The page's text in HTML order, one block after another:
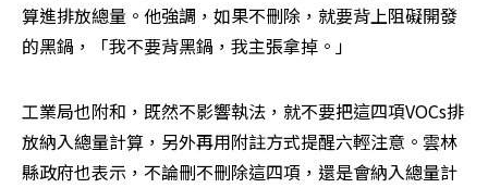
算進排放總量。他強調，如果不刪除，就要背上阻礙開發
的黑鍋，「我不要背黑鍋，我主張拿掉。」
工業局也附和，既然不影響執法，就不要把這四項VOCs排
放納入總量計算，另外再用附註方式提醒六輕注意。雲林
縣政府也表示，不論刪不刪除這四項，還是會納入總量計